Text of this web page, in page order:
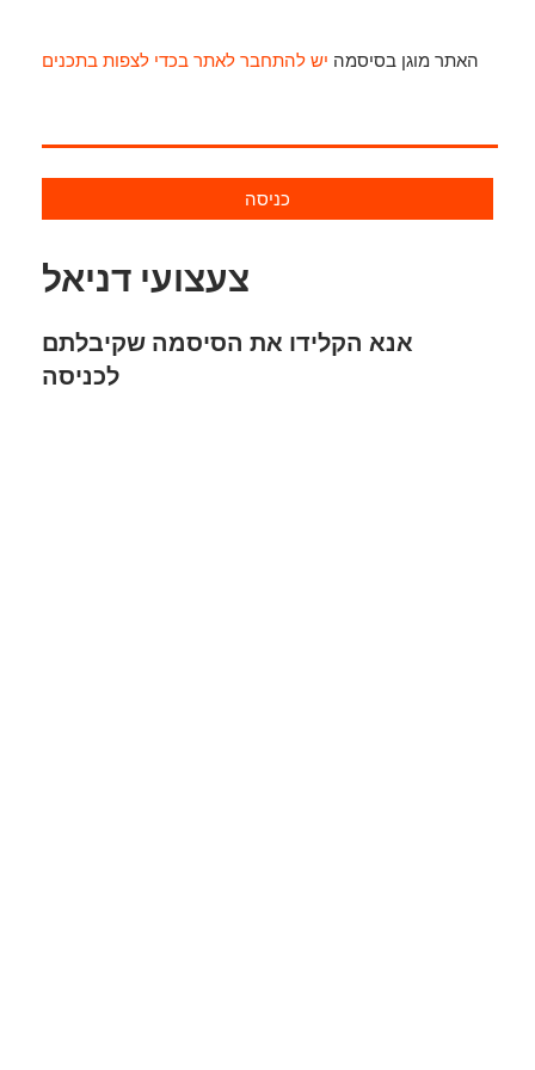
האתר מוגן בסיסמה יש להתחבר לאתר בכדי לצפות בתכנים
כניסה
צעצועי דניאל
אנא הקלידו את הסיסמה שקיבלתם
לכניסה